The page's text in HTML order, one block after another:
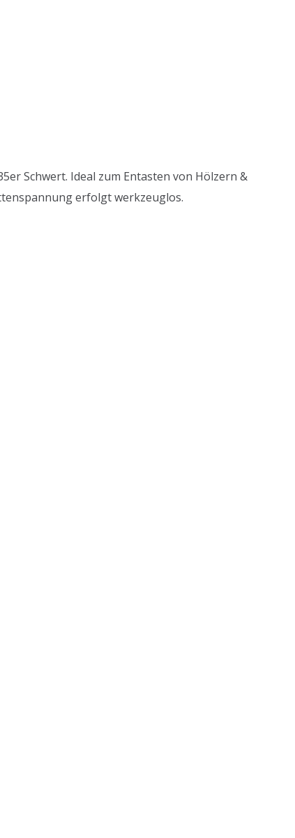
Schwert. Ideal zum Entasten von Hölzern &
erfolgt werkzeuglos.